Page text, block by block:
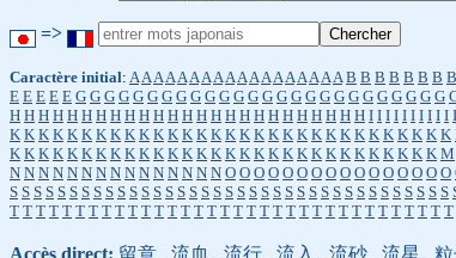
=>
Caractère initial: A A A A A A A A A A A A A A A A A A B B B B B B B B
E E E E E G G G G G G G G G G G G G G G G G G G G G G G G G G
H H H H H H H H H H H H H H H H H H H H H H H H H I I I I I I I I I I I
K K K K K K K K K K K K K K K K K K K K K K K K K K K K K K K
K K K K K K K K K K K K K K K K K K K K K K K K K K K K K K M
N N N N N N N N N N N N N N N O O O O O O O O O O O O O O O O
S S S S S S S S S S S S S S S S S S S S S S S S S S S S S S S S S S S S S
T T T T T T T T T T T T T T T T T T T T T T T T T T T T T T T T T T
Accès direct: 留意 , 流血 , 流行 , 流入 , 流砂 , 流星 ,